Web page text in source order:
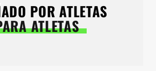
POR ATLETAS
ATLETAS